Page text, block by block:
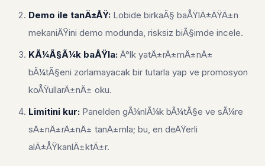
Demo ile tanÄ±ÅŸ: Lobide birkaÃ§ baÅŸlÄ±ÄŸÄ±n
mekaniÄŸini demo modunda, risksiz biÃ§imde incele.
KÃ¼Ã§Ã¼k baÅŸla: Ä°lk yatÄ±rÄ±mÄ±nÄ±
bÃ¼tÃ§eni zorlamayacak bir tutarla yap ve promosyon
koÅŸullarÄ±nÄ± oku.
Limitini kur: Panelden gÃ¼nlÃ¼k bÃ¼tÃ§e ve sÃ¼re
sÄ±nÄ±rÄ±nÄ± tanÄ±mla; bu, en deÄŸerli
alÄ±ÅŸkanlÄ±ktÄ±r.